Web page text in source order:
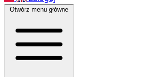
Otwórz menu główne